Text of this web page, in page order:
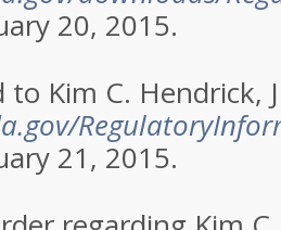
20, 2015.
to Kim C. Hendrick,
21, 2015.